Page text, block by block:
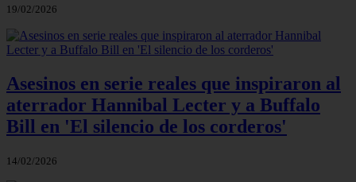
19/02/2026
Asesinos en serie reales que inspiraron al
aterrador Hannibal Lecter y a Buffalo
Bill en 'El silencio de los corderos'
14/02/2026